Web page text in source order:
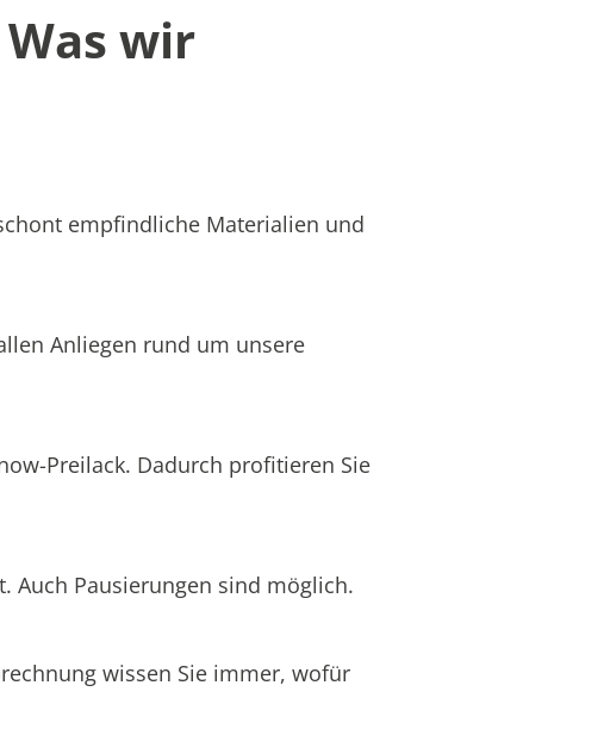
wir
empfindliche Materialien und
Anliegen rund um unsere
Preilack. Dadurch profitieren Sie
Auch Pausierungen sind möglich.
wissen Sie immer, wofür